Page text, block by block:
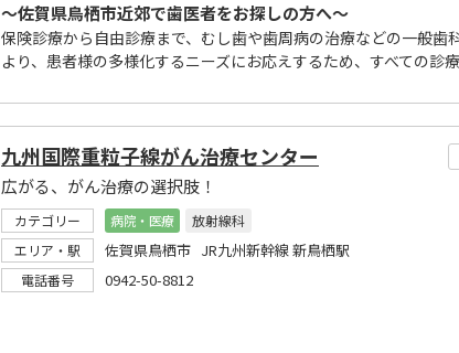
～佐賀県鳥栖市近郊で歯医者をお探しの方へ～
保険診療から自由診療まで、むし歯や歯周病の治療などの一般歯
より、患者様の多様化するニーズにお応えするため、すべての診
九州国際重粒子線がん治療センター
広がる、がん治療の選択肢！
カテゴリー 病院・医療
放射線科
エリア・駅
佐賀県鳥栖市 JR九州新幹線 新鳥栖駅
電話番号 0942-50-8812